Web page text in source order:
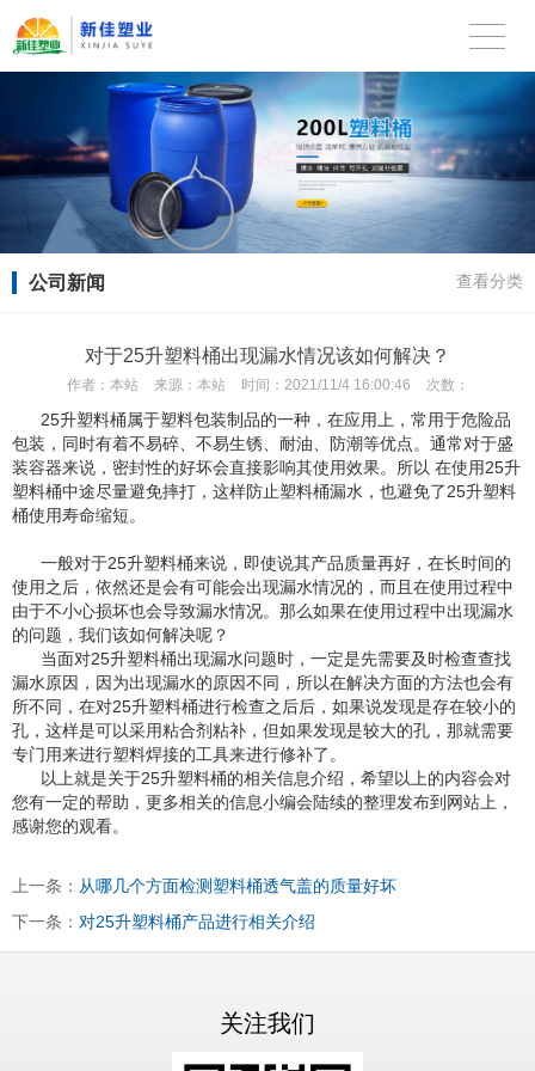
公司新闻 查看分类
对于25升塑料桶出现漏水情况该如何解决？
作者： 本站 来源： 本站 时间： 2021/11/4 16:00:46 次数：
25升塑料桶属于塑料包装制品的一种，在应用上，常用于危险品
包装，同时有着不易碎、不易生锈、耐油、防潮等优点。通常对于盛
装容器来说，密封性的好坏会直接影响其使用效果。所以 在使用25升
塑料桶中途尽量避免摔打，这样防止塑料桶漏水，也避免了25升塑料
桶使用寿命缩短。
一般对于25升塑料桶来说，即使说其产品质量再好，在长时间的
使用之后，依然还是会有可能会出现漏水情况的，而且在使用过程中
由于不小心损坏也会导致漏水情况。那么如果在使用过程中出现漏水
的问题，我们该如何解决呢？
当面对25升塑料桶出现漏水问题时，一定是先需要及时检查查找
漏水原因，因为出现漏水的原因不同，所以在解决方面的方法也会有
所不同，在对25升塑料桶进行检查之后后，如果说发现是存在较小的
孔，这样是可以采用粘合剂粘补，但如果发现是较大的孔，那就需要
专门用来进行塑料焊接的工具来进行修补了。
以上就是关于25升塑料桶的相关信息介绍，希望以上的内容会对
您有一定的帮助，更多相关的信息小编会陆续的整理发布到网站上，
感谢您的观看。
上一条： 从哪几个方面检测塑料桶透气盖的质量好坏
下一条： 对25升塑料桶产品进行相关介绍
关注我们